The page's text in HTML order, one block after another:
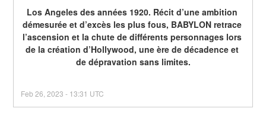
Los Angeles des années 1920. Récit d’une ambition
démesurée et d’excès les plus fous, BABYLON retrace
l’ascension et la chute de différents personnages lors
de la création d’Hollywood, une ère de décadence et
de dépravation sans limites.
Feb26 ,2023 - 13:31 UTC